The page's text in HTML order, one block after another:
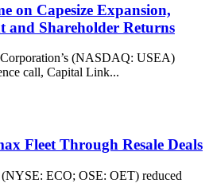
on Capesize Expansion,
and Shareholder Returns
(NASDAQ: USEA)
call, Capital Link...
Fleet Through Resale Deals
ECO; OSE: OET) reduced